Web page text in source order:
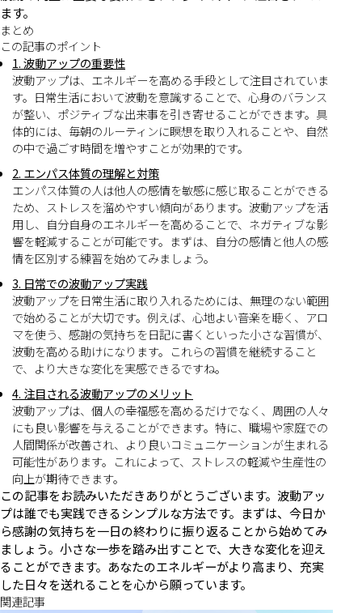
ます。
まとめ
この記事のポイント
1. 波動アップの重要性
波動アップは、エネルギーを高める手段として注目されていま
す。日常生活において波動を意識することで、心身のバランス
が整い、ポジティブな出来事を引き寄せることができます。具
体的には、毎朝のルーティンに瞑想を取り入れることや、自然
の中で過ごす時間を増やすことが効果的です。
2. エンパス体質の理解と対策
エンパス体質の人は他人の感情を敏感に感じ取ることができる
ため、ストレスを溜めやすい傾向があります。波動アップを活
用し、自分自身のエネルギーを高めることで、ネガティブな影
響を軽減することが可能です。まずは、自分の感情と他人の感
情を区別する練習を始めてみましょう。
3. 日常での波動アップ実践
波動アップを日常生活に取り入れるためには、無理のない範囲
で始めることが大切です。例えば、心地よい音楽を聴く、アロ
マを使う、感謝の気持ちを日記に書くといった小さな習慣が、
波動を高める助けになります。これらの習慣を継続すること
で、より大きな変化を実感できるですね。
4. 注目される波動アップのメリット
波動アップは、個人の幸福感を高めるだけでなく、周囲の人々
にも良い影響を与えることができます。特に、職場や家庭での
人間関係が改善され、より良いコミュニケーションが生まれる
可能性があります。これによって、ストレスの軽減や生産性の
向上が期待できます。
この記事をお読みいただきありがとうございます。波動アッ
プは誰でも実践できるシンプルな方法です。まずは、今日か
ら感謝の気持ちを一日の終わりに振り返ることから始めてみ
ましょう。小さな一歩を踏み出すことで、大きな変化を迎え
ることができます。あなたのエネルギーがより高まり、充実
した日々を送れることを心から願っています。
関連記事